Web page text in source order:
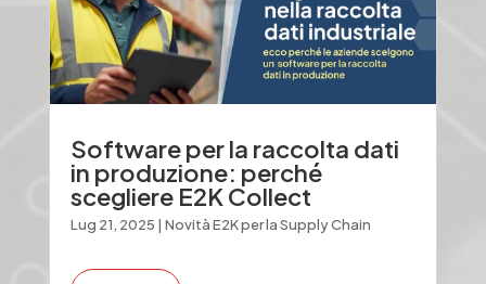
Software per la raccolta dati
in produzione: perché
scegliere E2K Collect
Lug 21, 2025 | Novità E2K per la Supply Chain